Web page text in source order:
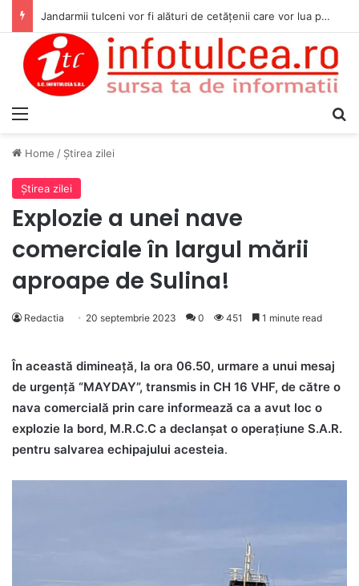
Jandarmii tulceni vor fi alături de cetățenii care vor lua parte la Festivalul Folk Țestos
Home / Ştirea zilei
Ştirea zilei
Explozie a unei nave
comerciale în largul mării
aproape de Sulina!
Redactia 20 septembrie 2023 0 451 1 minute read
În această dimineață, la ora 06.50, urmare a unui mesaj
de urgență “MAYDAY”, transmis in CH 16 VHF, de către o
nava comercială prin care informează ca a avut loc o
explozie la bord, M.R.C.C a declanșat o operațiune S.A.R.
pentru salvarea echipajului acesteia.